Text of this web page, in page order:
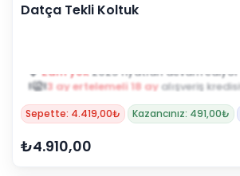
Datça Tekli Koltuk
3 ay ertelemeli 18 ay alışveriş
Sepette: 4.419,00₺ Kazancınız: 491,00₺
₺4.910,00